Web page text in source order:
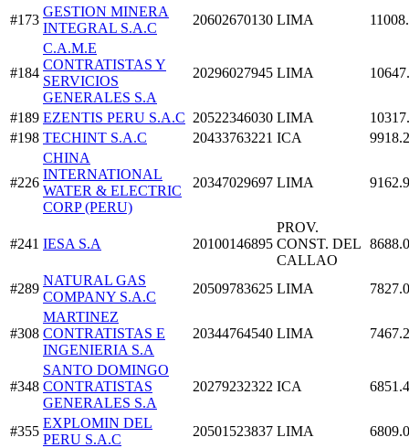
#173
GESTION MINERA
INTEGRAL S.A.C
20602670130 LIMA
#184
C.A.M.E
CONTRATISTAS Y
SERVICIOS
GENERALES S.A
20296027945 LIMA
#189 EZENTIS PERU S.A.C 20522346030 LIMA
#198 TECHINT S.A.C 20433763221 ICA
#226
CHINA
INTERNATIONAL
WATER & ELECTRIC
CORP (PERU)
20347029697 LIMA
#241 IESA S.A 20100146895
PROV.
CONST. DEL
CALLAO
#289
NATURAL GAS
COMPANY S.A.C
20509783625 LIMA
#308
MARTINEZ
CONTRATISTAS E
INGENIERIA S.A
20344764540 LIMA
#348
SANTO DOMINGO
CONTRATISTAS
GENERALES S.A
20279232322 ICA
#355
EXPLOMIN DEL
PERU S.A.C
20501523837 LIMA